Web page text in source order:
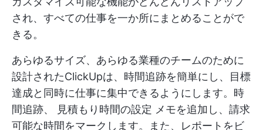
され、すべての仕事を一か所にまとめることがで
きる。
あらゆるサイズ、あらゆる業種のチームのために
設計されたClickUpは、時間追跡を簡単にし、目標
達成と同時に仕事に集中できるようにします。時
間追跡、
見積もり時間の設定 メモを追加し、請求
可能な時間をマークします。また、レポートをビ